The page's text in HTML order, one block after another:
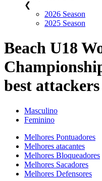
❮
2026 Season
2025 Season
Beach U18
best
Masculino
Feminino
Melhores Pontuadores
Melhores atacantes
Melhores Bloqueadores
Melhores Sacadores
Melhores Defensores